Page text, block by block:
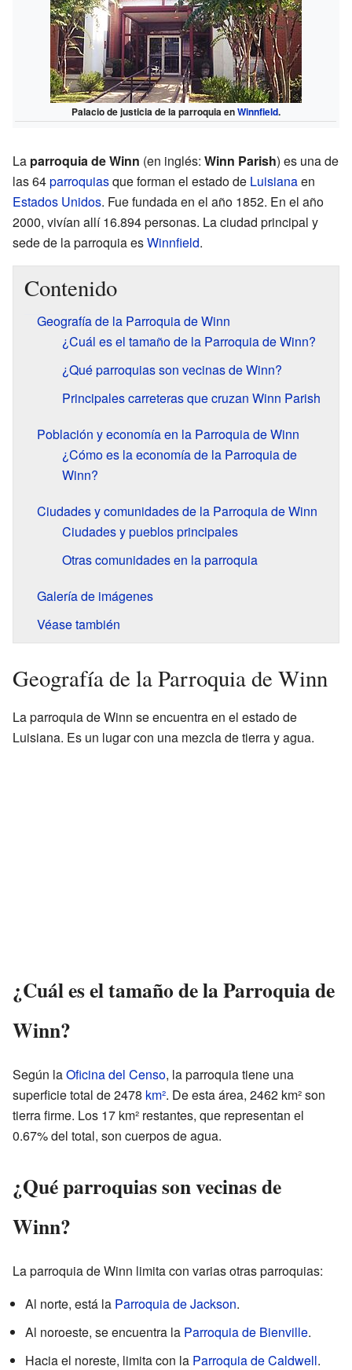
Palacio de justicia de la parroquia enWinnfield.
La parroquia de Winn (en inglés: Winn Parish) es una de
las 64parroquiasque forman el estado de Luisianaen
Estados Unidos. Fue fundada en el año 1852. En el año
2000, vivían allí 16.894 personas. La ciudad principal y
sede de la parroquia esWinnfield.
Contenido
Geografía de la Parroquia de Winn
¿Cuál es el tamaño de la Parroquia de Winn?
¿Qué parroquias son vecinas de Winn?
Principales carreteras que cruzan Winn Parish
Población y economía en la Parroquia de Winn
¿Cómo es la economía de la Parroquia de
Winn?
Ciudades y comunidades de la Parroquia de Winn
Ciudades y pueblos principales
Otras comunidades en la parroquia
Galería de imágenes
Véase también
Geografía de la Parroquia de Winn
La parroquia de Winn se encuentra en el estado de
Luisiana. Es un lugar con una mezcla de tierra y agua.
¿Cuál es el tamaño de la Parroquia de
Winn?
Según laOficina del Censo, la parroquia tiene una
superficie total de 2478 km². De esta área, 2462 km² son
tierra firme. Los 17 km² restantes, que representan el
0.67% del total, son cuerpos de agua.
¿Qué parroquias son vecinas de
Winn?
La parroquia de Winn limita con varias otras parroquias:
Al norte, está la Parroquia de Jackson.
Al noroeste, se encuentra la Parroquia de Bienville.
Hacia el noreste, limita con la Parroquia de Caldwell.